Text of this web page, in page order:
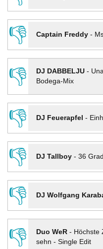
👎
Captain Freddy-
👎
DJ DABBELJU-
Bodega-Mix
👎
DJ Feuerapfel -
👎
DJ Tallboy- 36 Grad
👎
DJ Wolfgang
👎
Duo WeR- Höchste
sehn - Single Edit